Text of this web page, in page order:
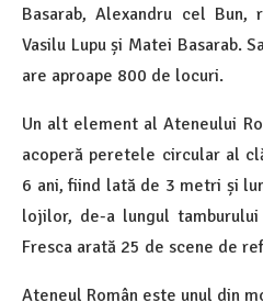
Basarab, Alexandru cel
Vasilu Lupu și Matei Basarab.
are aproape 800 de locuri.
Un alt element al Ateneului
acoperă peretele circular al
6 ani, fiind lată de 3 metri și
lojilor, de-a lungul
Fresca arată 25 de scene de
Ateneul Român este unul din